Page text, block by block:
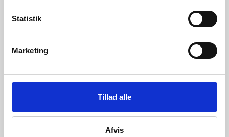
Statistik
Marketing
Tillad alle
Afvis
Nyttige links
Blog og inspiration
Ofte stillede spørgsmål